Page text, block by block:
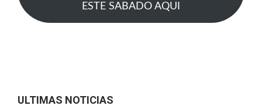
ESTE SABADO AQUI
ULTIMAS NOTICIAS